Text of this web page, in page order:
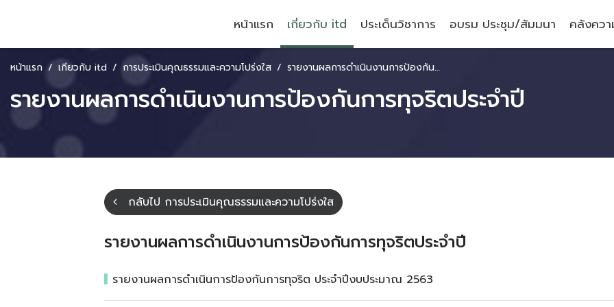
หน้าแรก เกี่ยวกับ itd ประเด็นวิชาการ อบรม ประชุม/สัมมนา คลังคว
หน้าแรก เกี่ยวกับ itd การประเมินคุณธรรมและความโปร่งใส รายงานผลการดำเนินงานการป้องกันการทุจริตประจำปี
รายงานผลการดำเนินงานการป้องกันการทุจริตประจำปี
กลับไป การประเมินคุณธรรมและความโปร่งใส
รายงานผลการดำเนินงานการป้องกันการทุจริตประจำปี
รายงานผลการดำเนินการป้องกันการทุจริต ประจำปีงบประมาณ 2563